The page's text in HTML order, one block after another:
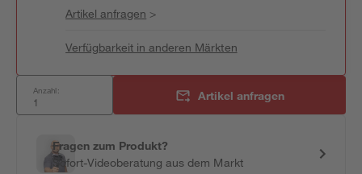
Artikel anfragen >
Verfügbarkeit in anderen Märkten
Anzahl: Artikel anfragen
Fragen zum Produkt?
Sofort-Videoberatung aus dem Markt